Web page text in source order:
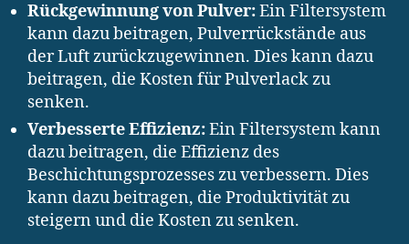
Rückgewinnung von Pulver:Ein Filtersystem
kann dazu beitragen, Pulverrückstände aus
der Luft zurückzugewinnen. Dies kann dazu
beitragen, die Kosten für Pulverlack zu
senken.
Verbesserte Effizienz:Ein Filtersystem kann
dazu beitragen, die Effizienz des
Beschichtungsprozesses zu verbessern. Dies
kann dazu beitragen, die Produktivität zu
steigern und die Kosten zu senken.